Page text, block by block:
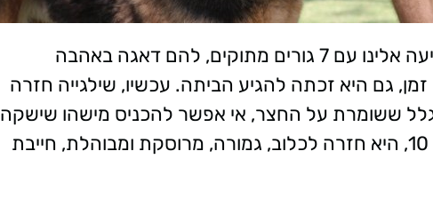
לפני 8 שנים, שילגייה המהממת הגיעה אלינו עם 7 גורים מתוקים, להם דאגה באהבה
זמן, גם היא זכתה להגיע הביתה. עכשיו, שילגייה חזרה
ששומרת על החצר, אי אפשר להכניס מישהו שישקה
את הצמחים כשהיא בחצר. אז בגיל 10, היא חזרה לכלוב, גמורה, מרוסקת ומבוהלת, חייבת